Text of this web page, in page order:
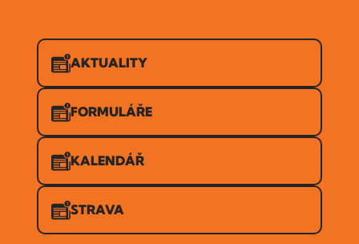
AKTUALITY
FORMULÁŘE
KALENDÁŘ
STRAVA